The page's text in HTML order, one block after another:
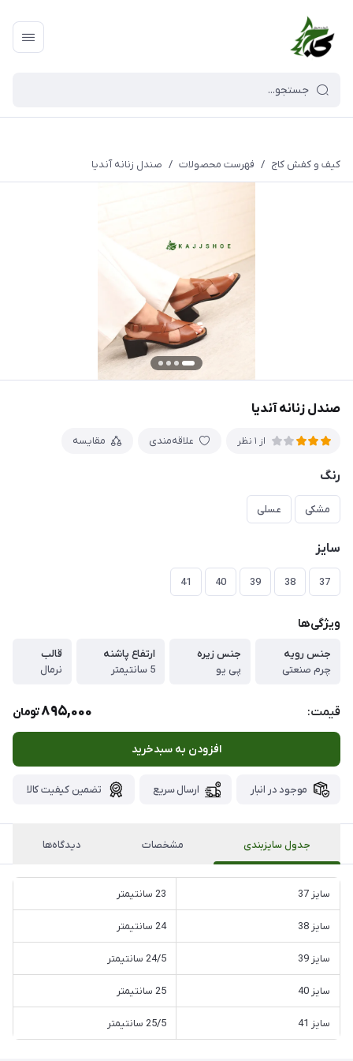
کیف و کفش کاج / فهرست محصولات / صندل زنانه آندیا
صندل زنانه آندیا
از 1 نظر علاقه‌مندی مقایسه
رنگ
مشکی عسلی
سایز
37
38
39
40
41
ویژگی‌ها
جنس رویه
چرم صنعتی
جنس زیره
پی یو
ارتفاع پاشنه
5 سانتیمتر
قالب
نرمال
قیمت: 895,000تومان
افزودن به سبدخرید
موجود در انبار ارسال سریع تضمین کیفیت کالا
جدول سایزبندی مشخصات دیدگاه‌ها
سایز 37 23 سانتیمتر
سایز 38 24 سانتیمتر
سایز 39 24/5 سانتیمتر
سایز 40 25 سانتیمتر
سایز 41 25/5 سانتیمتر